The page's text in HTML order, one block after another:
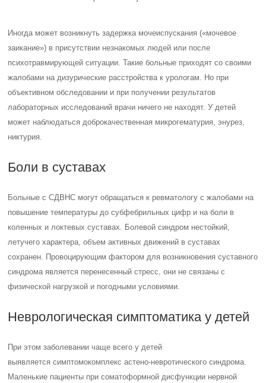
Иногда может возникнуть задержка мочеиспускания («мочевое
заикание») в присутствии незнакомых людей или после
психотравмирующей ситуации. Такие больные приходят со своими
жалобами на дизурические расстройства к урологам. Но при
объективном обследовании и при получении результатов
лабораторных исследований врачи ничего не находят. У детей
может наблюдаться доброкачественная микрогематурия, энурез,
никтурия.
Боли в суставах
Больные с СДВНС могут обращаться к ревматологу с жалобами на
повышение температуры до субфебрильных цифр и на боли в
коленных и локтевых суставах. Болевой синдром нестойкий,
летучего характера, объем активных движений в суставах
сохранен. Провоцирующим фактором для возникновения суставного
синдрома является перенесенный стресс, они не связаны с
физической нагрузкой и погодными условиями.
Неврологическая симптоматика у детей
При этом заболевании чаще всего у детей
выявляется симптомокомплекс астено-невротического синдрома.
Маленькие пациенты при соматоформной дисфункции нервной